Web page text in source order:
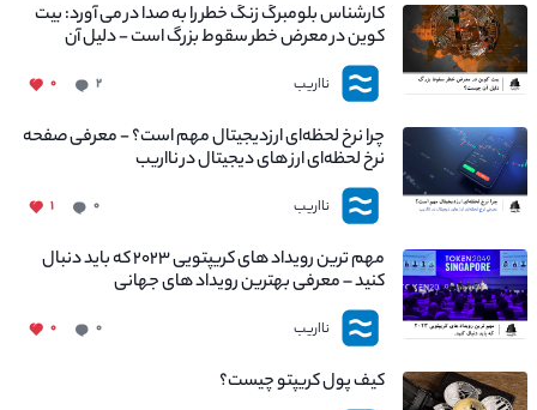
کارشناس بلومبرگ زنگ خطر را به صدا در می آورد: بیت
کوین در معرض خطر سقوط بزرگ است - دلیل آن
چیست؟
نااریب ۲ ۰
چرا نرخ لحظه‌ای ارزدیجیتال مهم است؟ - معرفی صفحه
نرخ لحظه‌ای ارز های دیجیتال در نااریب
نااریب ۰ ۱
مهم ترین رویداد های کریپتویی ۲۰۲۳ که باید دنبال
کنید – معرفی بهترین رویداد های جهانی
نااریب ۰ ۰
کیف پول کریپتو چیست؟